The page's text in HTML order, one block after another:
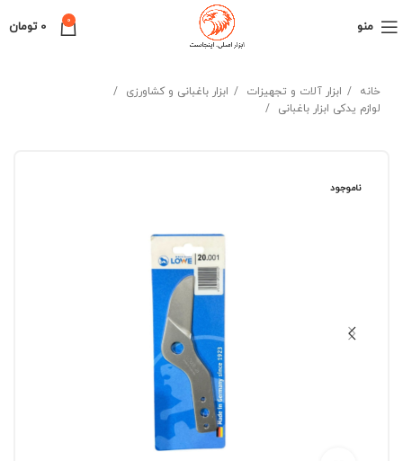
منو 0
0 تومان
خانه ابزار آلات و تجهیزات
ابزار باغبانی و کشاورزی
لوازم یدکی ابزار باغبانی
ناموجود